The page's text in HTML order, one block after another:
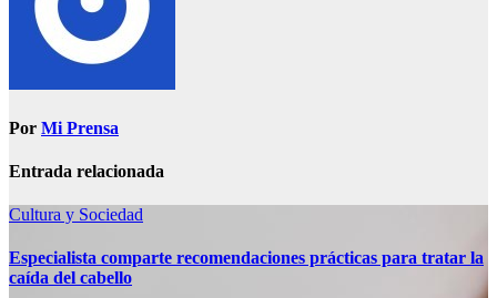
Por Mi Prensa
Entrada relacionada
Cultura y Sociedad
Especialista comparte recomendaciones prácticas para tratar la
caída del cabello